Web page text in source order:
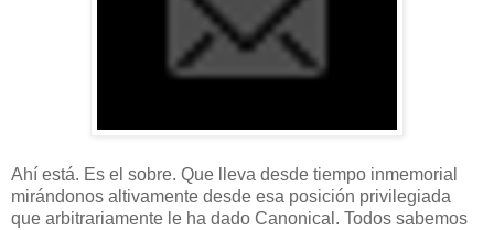
Ahí está. Es el sobre. Que lleva desde tiempo inmemorial
mirándonos altivamente desde esa posición privilegiada
que arbitrariamente le ha dado Canonical. Todos sabemos